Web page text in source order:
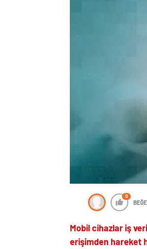
0
Mobil cihazlar iş
erişimden hareket